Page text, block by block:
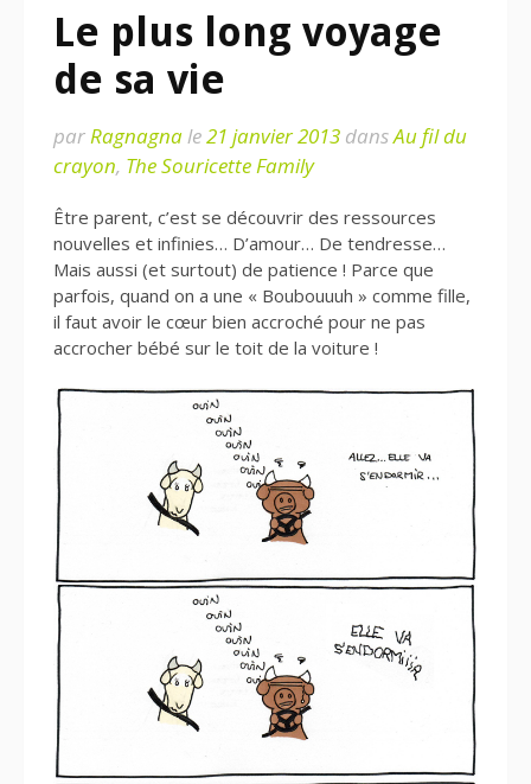
Le plus long voyage
de sa vie
parRagnagnale21 janvier 2013 dansAu fil du
crayon, The Souricette Family
Être parent, c’est se découvrir des ressources
nouvelles et infinies… D’amour… De tendresse…
Mais aussi (et surtout) de patience ! Parce que
parfois, quand on a une « Boubouuuh » comme fille,
il faut avoir le cœur bien accroché pour ne pas
accrocher bébé sur le toit de la voiture !